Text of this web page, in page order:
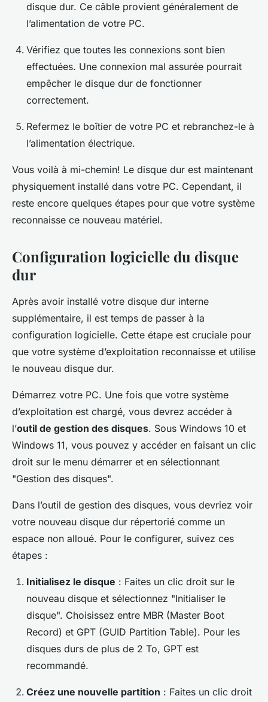
disque dur. Ce câble provient généralement de
l’alimentation de votre PC.
Vérifiez que toutes les connexions sont bien
effectuées. Une connexion mal assurée pourrait
empêcher le disque dur de fonctionner
correctement.
Refermez le boîtier de votre PC et rebranchez-le à
l’alimentation électrique.
Vous voilà à mi-chemin! Le disque dur est maintenant
physiquement installé dans votre PC. Cependant, il
reste encore quelques étapes pour que votre système
reconnaisse ce nouveau matériel.
Configuration logicielle du disque
dur
Après avoir installé votre disque dur interne
supplémentaire, il est temps de passer à la
configuration logicielle. Cette étape est cruciale pour
que votre système d’exploitation reconnaisse et utilise
le nouveau disque dur.
Démarrez votre PC. Une fois que votre système
d’exploitation est chargé, vous devrez accéder à
l’outil de gestion des disques. Sous Windows 10 et
Windows 11, vous pouvez y accéder en faisant un clic
droit sur le menu démarrer et en sélectionnant
"Gestion des disques".
Dans l’outil de gestion des disques, vous devriez voir
votre nouveau disque dur répertorié comme un
espace non alloué. Pour le configurer, suivez ces
étapes :
Initialisez le disque : Faites un clic droit sur le
nouveau disque et sélectionnez "Initialiser le
disque". Choisissez entre MBR (Master Boot
Record) et GPT (GUID Partition Table). Pour les
disques durs de plus de 2 To, GPT est
recommandé.
Créez une nouvelle partition : Faites un clic droit